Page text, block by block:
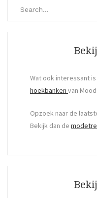
Wat ook interessant
hoekbanken van
Opzoek naar de
Bekijk dan de